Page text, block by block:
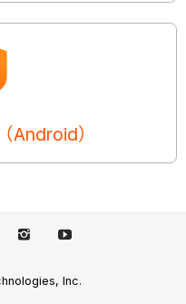
Android）
Inc.